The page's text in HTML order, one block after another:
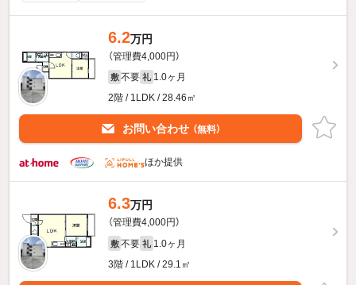
6.2万円
（管理費4,000円）
敷 不要 礼 1.0ヶ月
2階 / 1LDK / 28.46㎡
お問い合わせ （無料）
ほか提供
6.3万円
（管理費4,000円）
敷 不要 礼 1.0ヶ月
3階 / 1LDK / 29.1㎡